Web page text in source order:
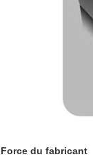
Force du fabricant